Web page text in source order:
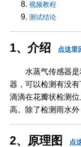
视频教程
测试结论
1、介绍 点这里
水蒸气传感器
器，可以检测有没
滴滴在花瓣状检测
高。除了检测雨水外
2、原理图 点